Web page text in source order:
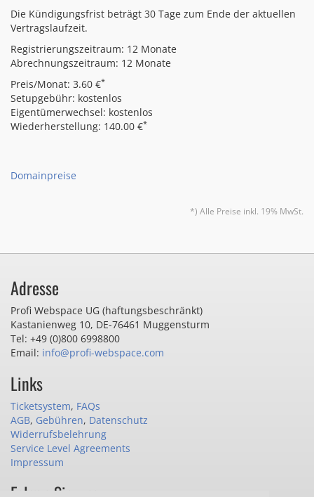
Die Kündigungsfrist beträgt 30 Tage zum Ende der aktuellen
Vertragslaufzeit.
Registrierungszeitraum: 12 Monate
Abrechnungszeitraum: 12 Monate
Preis/Monat: 3.60 €*
Setupgebühr: kostenlos
Eigentümerwechsel: kostenlos
Wiederherstellung: 140.00 €*
Domainpreise
*) Alle Preise inkl. 19% MwSt.
Adresse
Profi Webspace UG (haftungsbeschränkt)
Kastanienweg 10, DE-76461 Muggensturm
Tel: +49 (0)800 6998800
Email: info@profi-webspace.com
Links
Ticketsystem, FAQs
AGB, Gebühren, Datenschutz
Widerrufsbelehrung
Service Level Agreements
Impressum